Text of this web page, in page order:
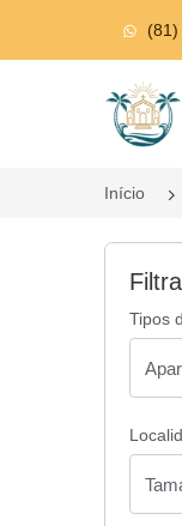
Página
Início
Tipos